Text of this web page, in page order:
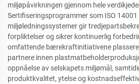
miljøpåvirkningen gjennom hele
Sertifiseringsprogrammer som ISO
miljøledningssystemer gir
forpliktelser og sikrer kontinuerlig
omfattende bærekraftinitiativene
partnere innen
oppnåelse av selskapets miljømål,
produktkvalitet, ytelse og